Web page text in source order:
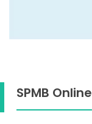
SPMB Online